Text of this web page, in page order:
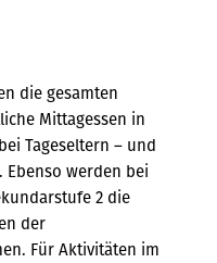
die gesamten
Mittagessen in
Tageseltern – und
Ebenso werden bei
2 die
der
Für Aktivitäten im